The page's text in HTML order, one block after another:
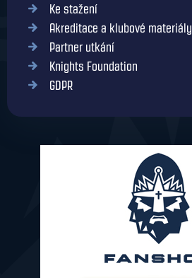
Ke stažení
Akreditace a klubové materiály
Partner utkání
Knights Foundation
GDPR